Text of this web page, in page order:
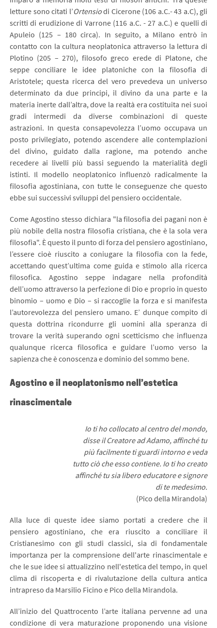
letture sono citati l’Ortensiodi Cicerone (106 a.C.- 43 a.C), gli
scritti di erudizione di Varrone (116 a.C. - 27 a.C.) e quelli di
Apuleio (125 – 180 circa). In seguito, a Milano entrò in
contatto con la cultura neoplatonica attraverso la lettura di
Plotino (205 – 270), filosofo greco erede di Platone, che
seppe conciliare le idee platoniche con la filosofia di
Aristotele; questa ricerca del vero prevedeva un universo
determinato da due principi, il divino da una parte e la
materia inerte dall’altra, dove la realtà era costituita nei suoi
gradi intermedi da diverse combinazioni di queste
astrazioni. In questa consapevolezza l’uomo occupava un
posto privilegiato, potendo ascendere alle contemplazioni
del divino, guidato dalla ragione, ma potendo anche
recedere ai livelli più bassi seguendo la materialità degli
istinti. Il modello neoplatonico influenzò radicalmente la
filosofia agostiniana, con tutte le conseguenze che questo
ebbe sui successivi sviluppi del pensiero occidentale.
Come Agostino stesso dichiara "la filosofia dei pagani non è
più nobile della nostra filosofia cristiana, che è la sola vera
filosofia". È questo il punto di forza del pensiero agostiniano,
l’essere cioè riuscito a coniugare la filosofia con la fede,
accettando quest’ultima come guida e stimolo alla ricerca
filosofica. Agostino seppe indagare nella profondità
dell’uomo attraverso la perfezione di Dio e proprio in questo
binomio – uomo e Dio – si raccoglie la forza e si manifesta
l’autorevolezza del pensiero umano. E’ dunque compito di
questa dottrina ricondurre gli uomini alla speranza di
trovare la verità superando ogni scetticismo che influenza
qualunque ricerca filosofica e guidare l’uomo verso la
sapienza che è conoscenza e dominio del sommo bene.
Agostino e il neoplatonismo nell’estetica
rinascimentale
Io ti ho collocato al centro del mondo,
disse il Creatore ad Adamo, affinché tu
più facilmente ti guardi intorno e veda
tutto ciò che esso contiene. Io ti ho creato
affinché tu sia libero educatore e signore
di te medesimo.
(Pico della Mirandola)
Alla luce di queste idee siamo portati a credere che il
pensiero agostiniano, che era riuscito a conciliare il
Cristianesimo con gli studi classici, sia di fondamentale
importanza per la comprensione dell'arte rinascimentale e
che le sue idee si attualizzino nell'estetica del tempo, in quel
clima di riscoperta e di rivalutazione della cultura antica
intrapreso da Marsilio Ficino e Pico della Mirandola.
All’inizio del Quattrocento l’arte italiana pervenne ad una
condizione di vera maturazione proponendo una visione